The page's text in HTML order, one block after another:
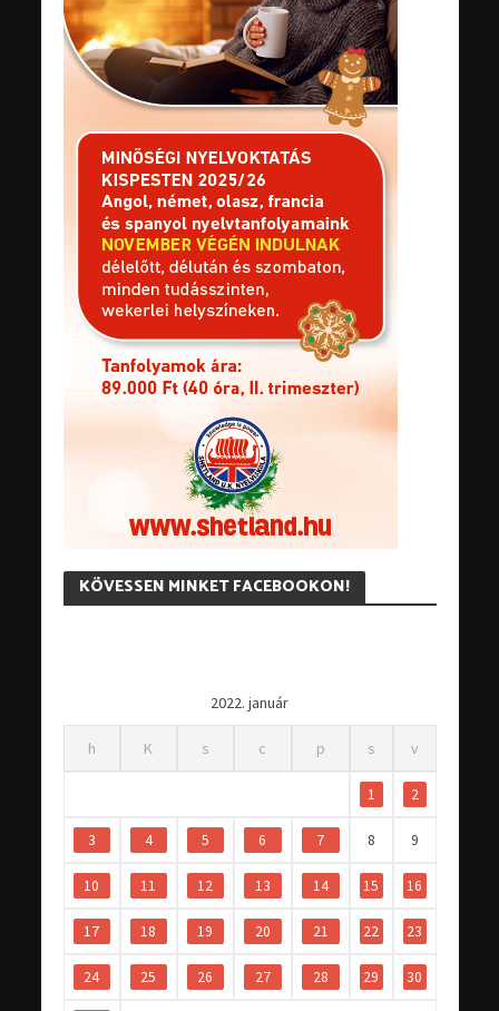
KÖVESSEN MINKET FACEBOOKON!
2022. január
h K s c p s v
1 2
3 4 5 6 7 8 9
10 11 12 13 14 15 16
17 18 19 20 21 22 23
24 25 26 27 28 29 30